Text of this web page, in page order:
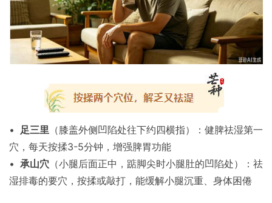
• 足三里 （膝盖外侧凹陷处往下约四横指）：健脾祛湿第一
穴，每天按揉3-5分钟，增强脾胃功能
• 承山穴 （小腿后面正中，踮脚尖时小腿肚的凹陷处）：祛
湿排毒的要穴，按揉或敲打，能缓解小腿沉重、身体困倦